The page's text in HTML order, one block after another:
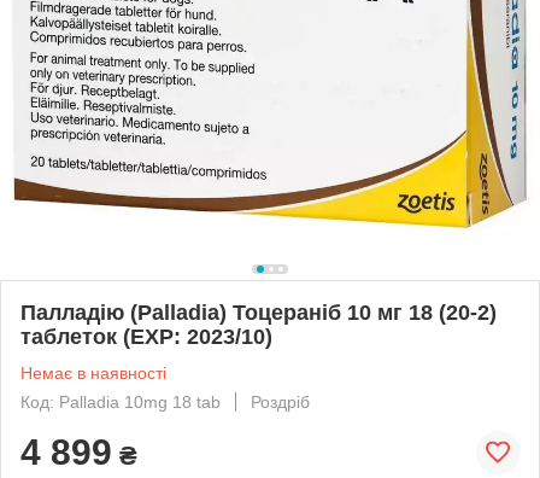
Палладію (Palladia) Тоцераніб 10 мг 18 (20-2)
таблеток (EXP: 2023/10)
Немає в наявності
Код: Palladia 10mg 18 tab
Роздріб
4 899 ₴